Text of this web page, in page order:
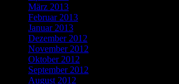
März 2013
Februar 2013
Januar 2013
Dezember 2012
November 2012
Oktober 2012
September 2012
August 2012